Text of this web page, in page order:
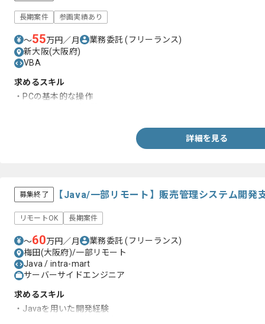
長期案件 参画実績あり
〜55万円／月 業務委託(フリーランス)
新大阪(大阪府)
VBA
求めるスキル
・PCの基本的な操作
詳細を見る
募集終了 【Java/一部リモート】販売管理システム開発
リモートOK 長期案件
〜60万円／月 業務委託(フリーランス)
梅田(大阪府)/一部リモート
Java / intra-mart
サーバーサイドエンジニア
求めるスキル
・Javaを用いた開発経験